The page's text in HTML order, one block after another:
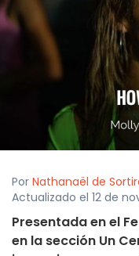
Por Nathanaël de
Actualizado el 12 de
Presentada en el
en la sección Un